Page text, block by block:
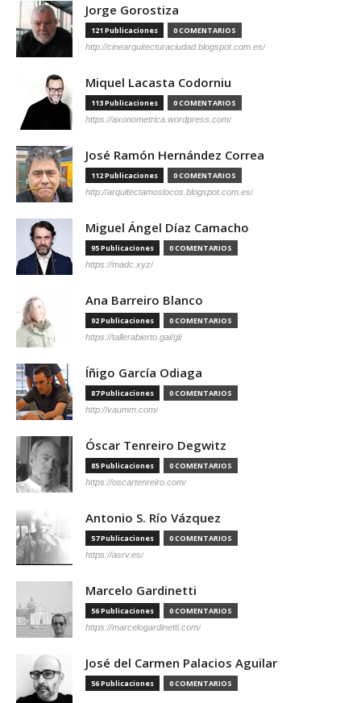
Jorge Gorostiza
121 Publicaciones 0 COMENTARIOS
http://cinearquitecturaciudad.blogspot.com.es/
Miquel Lacasta Codorniu
113 Publicaciones 0 COMENTARIOS
https://axonometrica.wordpress.com/
José Ramón Hernández Correa
112 Publicaciones 0 COMENTARIOS
http://arquitectamoslocos.blogspot.com.es/
Miguel Ángel Díaz Camacho
95 Publicaciones 0 COMENTARIOS
https://madc.xyz/
Ana Barreiro Blanco
92 Publicaciones 0 COMENTARIOS
https://tallerabierto.gal/gl/
Íñigo García Odiaga
87 Publicaciones 0 COMENTARIOS
http://vaumm.com/
Óscar Tenreiro Degwitz
85 Publicaciones 0 COMENTARIOS
https://oscartenreiro.com/
Antonio S. Río Vázquez
57 Publicaciones 0 COMENTARIOS
https://asrv.es/
Marcelo Gardinetti
56 Publicaciones 0 COMENTARIOS
https://marcelogardinetti.com/
José del Carmen Palacios Aguilar
56 Publicaciones 0 COMENTARIOS